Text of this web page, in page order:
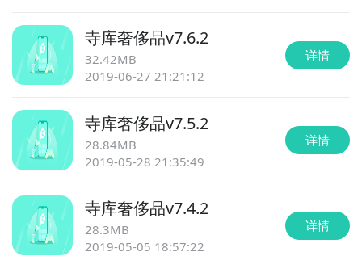
寺库奢侈品v7.6.2
32.42MB
2019-06-27 21:21:12
详情
寺库奢侈品v7.5.2
28.84MB
2019-05-28 21:35:49
详情
寺库奢侈品v7.4.2
28.3MB
2019-05-05 18:57:22
详情